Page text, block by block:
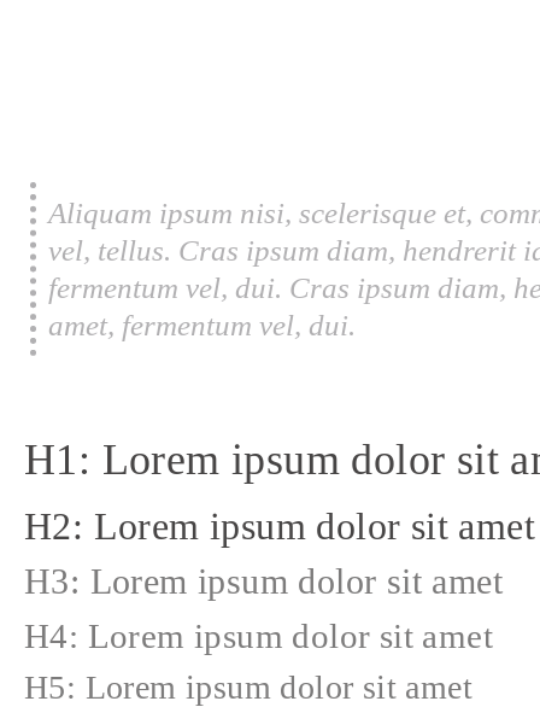
Aliquam ipsum nisi, scelerisque et,
vel, tellus. Cras ipsum diam, hendrerit
fermentum vel, dui. Cras ipsum diam,
amet, fermentum vel, dui.
H1: Lorem ipsum dolor sit
H2: Lorem ipsum dolor sit amet
H3: Lorem ipsum dolor sit amet
H4: Lorem ipsum dolor sit amet
H5: Lorem ipsum dolor sit amet